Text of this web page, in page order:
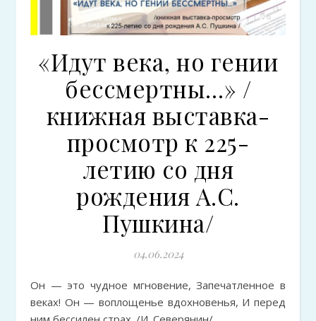
«Идут века, но гении
бессмертны…» /
книжная выставка-
просмотр к 225-
летию со дня
рождения А.С.
Пушкина/
04.06.2024
Он — это чудное мгновение, Запечатленное в
веках! Он — воплощенье вдохновенья, И перед